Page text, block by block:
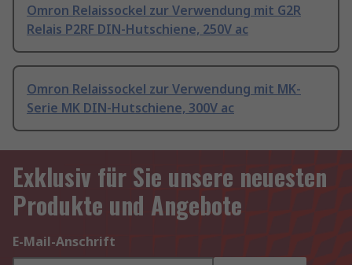
Omron Relaissockel zur Verwendung mit G2R
Relais P2RF DIN-Hutschiene, 250V ac
Omron Relaissockel zur Verwendung mit MK-
Serie MK DIN-Hutschiene, 300V ac
Exklusiv für Sie unsere neuesten
Produkte und Angebote
E-Mail-Anschrift